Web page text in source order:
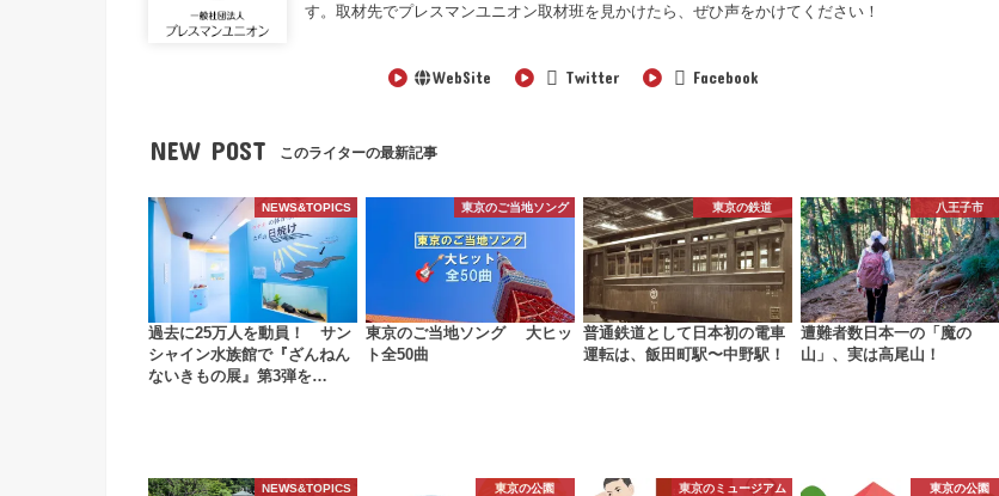
す。取材先でプレスマンユニオン取材班を見かけたら、ぜひ声をかけてください！
WebSite Twitter Facebook
NEW POST このライターの最新記事
NEWS&TOPICS
過去に25万人を動員！ サン
シャイン水族館で『ざんねん
ないきもの展』第3弾を…
東京のご当地ソング
東京のご当地ソング 大ヒッ
ト全50曲
東京の鉄道
普通鉄道として日本初の電車
運転は、飯田町駅〜中野駅！
八王子市
遭難者数日本一の「魔の
山」、実は高尾山！
NEWS&TOPICS 東京の公園 東京のミュージアム 東京の公園